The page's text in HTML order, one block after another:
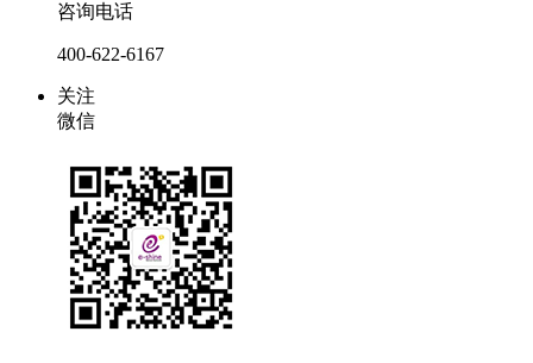
咨询电话
400-622-6167
关注
微信